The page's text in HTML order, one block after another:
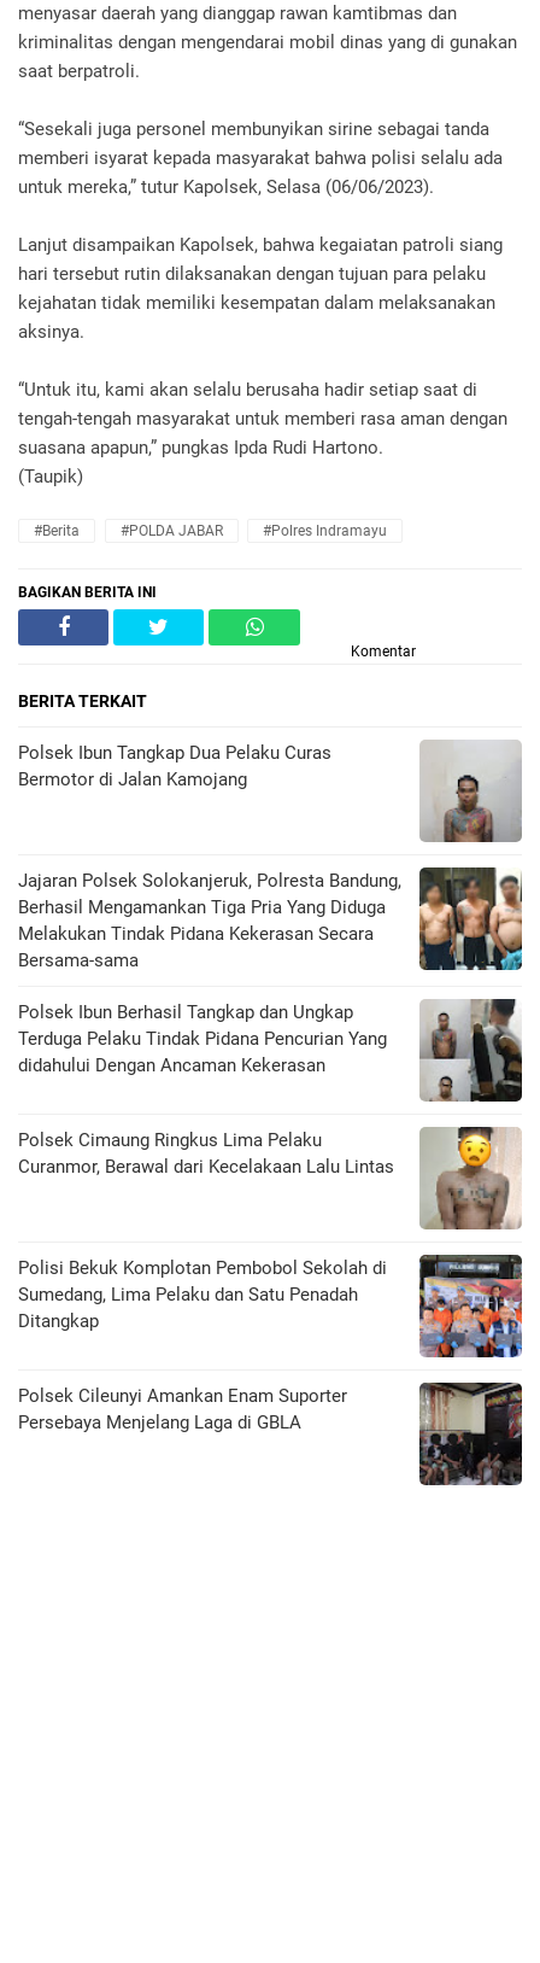
menyasar daerah yang dianggap rawan kamtibmas dan
kriminalitas dengan mengendarai mobil dinas yang di gunakan
saat berpatroli.
“Sesekali juga personel membunyikan sirine sebagai tanda
memberi isyarat kepada masyarakat bahwa polisi selalu ada
untuk mereka,” tutur Kapolsek, Selasa (06/06/2023).
Lanjut disampaikan Kapolsek, bahwa kegaiatan patroli siang
hari tersebut rutin dilaksanakan dengan tujuan para pelaku
kejahatan tidak memiliki kesempatan dalam melaksanakan
aksinya.
“Untuk itu, kami akan selalu berusaha hadir setiap saat di
tengah-tengah masyarakat untuk memberi rasa aman dengan
suasana apapun,” pungkas Ipda Rudi Hartono.
(Taupik)
#Berita #POLDA JABAR #Polres Indramayu
BAGIKAN BERITA INI
Komentar
BERITA TERKAIT
Polsek Ibun Tangkap Dua Pelaku Curas
Bermotor di Jalan Kamojang
Jajaran Polsek Solokanjeruk, Polresta Bandung,
Berhasil Mengamankan Tiga Pria Yang Diduga
Melakukan Tindak Pidana Kekerasan Secara
Bersama-sama
Polsek Ibun Berhasil Tangkap dan Ungkap
Terduga Pelaku Tindak Pidana Pencurian Yang
didahului Dengan Ancaman Kekerasan
Polsek Cimaung Ringkus Lima Pelaku
Curanmor, Berawal dari Kecelakaan Lalu Lintas
Polisi Bekuk Komplotan Pembobol Sekolah di
Sumedang, Lima Pelaku dan Satu Penadah
Ditangkap
Polsek Cileunyi Amankan Enam Suporter
Persebaya Menjelang Laga di GBLA